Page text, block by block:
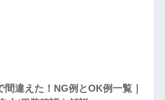
間違えた！NG例とOK例一覧｜